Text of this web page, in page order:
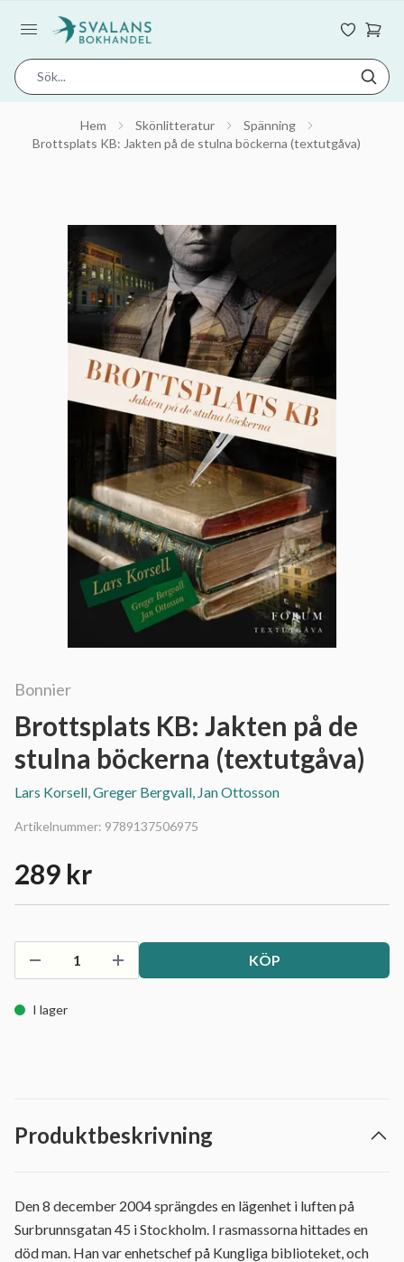
Hem Skönlitteratur
Spänning
Brottsplats KB: Jakten på de stulna böckerna (textutgåva)
Bonnier
Brottsplats KB: Jakten på de
stulna böckerna (textutgåva)
Lars Korsell, Greger Bergvall, Jan Ottosson
Artikelnummer: 9789137506975
289 kr
KÖP
I lager
Produktbeskrivning
Den 8 december 2004 sprängdes en lägenhet i luften på
Surbrunnsgatan 45 i Stockholm. I rasmassorna hittades en
död man. Han var enhetschef på Kungliga biblioteket, och